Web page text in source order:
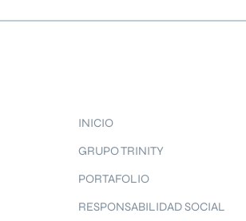
INICIO
GRUPO TRINITY
PORTAFOLIO
RESPONSABILIDAD SOCIAL